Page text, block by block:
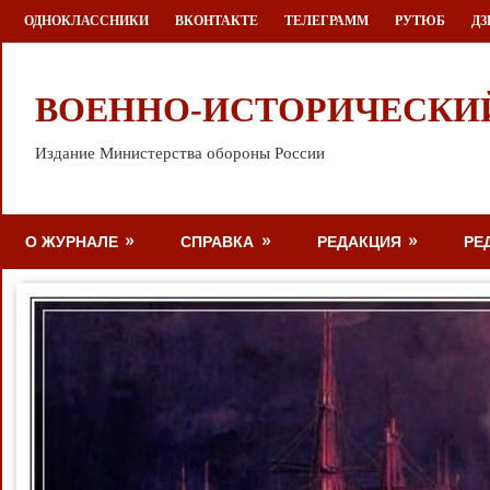
Перейти
к
ОДНОКЛАССНИКИ ВКОНТАКТЕ ТЕЛЕГРАММ РУТЮБ
ВОЕННО-
Издание Министерства обороны России
О ЖУРНАЛЕ СПРАВКА РЕДАКЦИЯ